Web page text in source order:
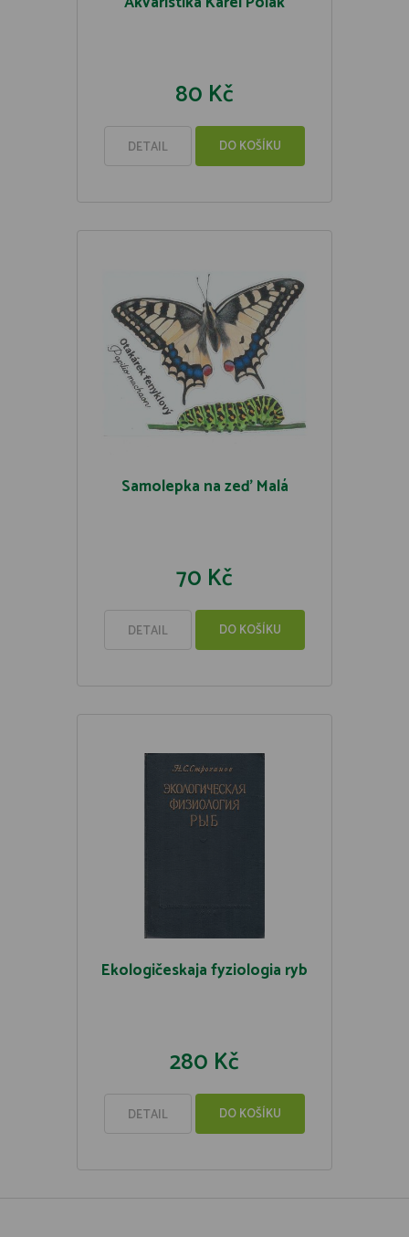
80 Kč
DETAIL DO KOŠÍKU
Samolepka na zeď Malá
70 Kč
DETAIL DO KOŠÍKU
Ekologičeskaja fyziologia ryb
280 Kč
DETAIL DO KOŠÍKU